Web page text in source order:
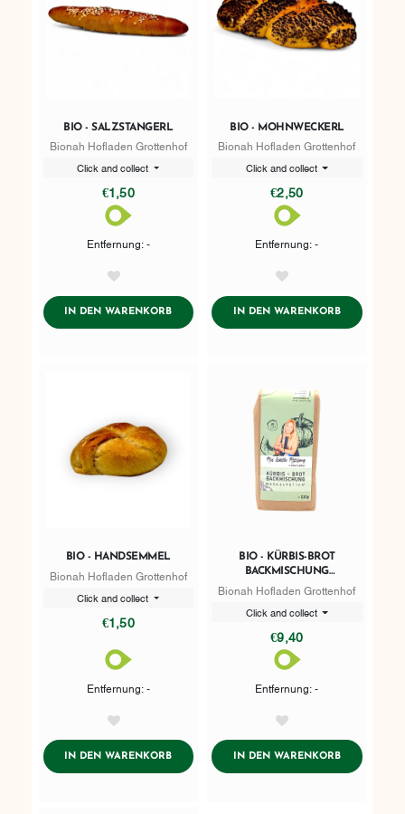
BIO - SALZSTANGERL
Bionah Hofladen Grottenhof
Click and collect
€1,50
Entfernung: -
IN DEN WARENKORBADDTOCART
BIO - MOHNWECKERL
Bionah Hofladen Grottenhof
Click and collect
€2,50
Entfernung: -
IN DEN WARENKORBADDTOCART
BIO - HANDSEMMEL
Bionah Hofladen Grottenhof
Click and collect
€1,50
Entfernung: -
IN DEN WARENKORBADDTOCART
BIO - KÜRBIS-BROT
BACKMISCHUNG
MUSKELFUTTER 530G
Bionah Hofladen Grottenhof
Click and collect
€9,40
Entfernung: -
IN DEN WARENKORBADDTOCART